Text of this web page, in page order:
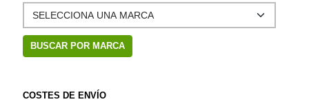
COSTES DE ENVÍO